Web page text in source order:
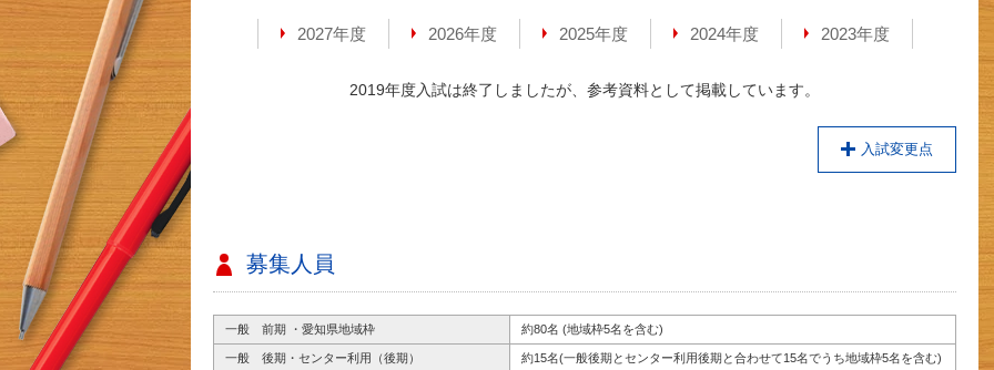
2027年度 2026年度 2025年度 2024年度 2023年度
2019年度入試は終了しましたが、参考資料として掲載しています。
入試変更点
募集人員
一般 前期 ・愛知県地域枠 約80名 (地域枠5名を含む)
一般 後期・センター利用（後期） 約15名(一般後期とセンター利用後期と合わせて15名でうち地域枠5名を含む)